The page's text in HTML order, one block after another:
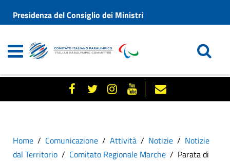
Presidenza del Consiglio dei Ministri
Home Comunicazione Attività Notizie
Notizie
dal Territorio
Comitato Regionale Marche
Parata di